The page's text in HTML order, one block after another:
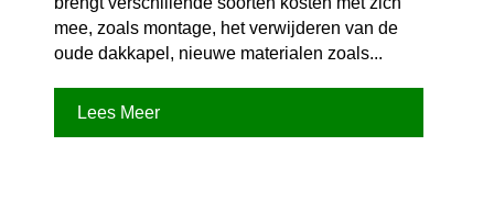
mee, zoals montage, het verwijderen van de
oude dakkapel, nieuwe materialen zoals...
Lees Meer